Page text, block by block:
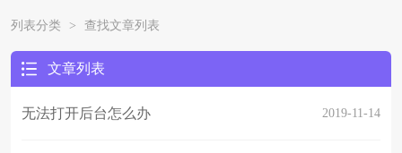
列表分类 > 查找文章列表
文章列表
无法打开后台怎么办 2019-11-14